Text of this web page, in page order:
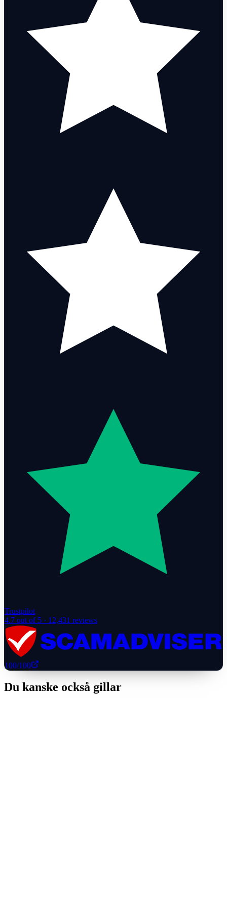
Trustpilot
4.7 out of 5 · 12,431 reviews
100/100
Du kanske också gillar